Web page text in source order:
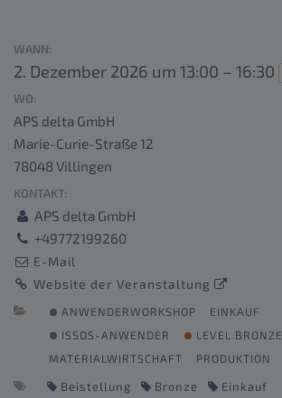
WANN:
2. Dezember 2026 um 13:00 – 16:30
WO:
APS delta GmbH
Marie-Curie-Straße 12
78048 Villingen
KONTAKT:
APS delta GmbH
+49772199260
E-Mail
Website der Veranstaltung
ANWENDERWORKSHOP
EINKAUF
ISSOS-ANWENDER
LEVEL BRONZE
MATERIALWIRTSCHAFT
PRODUKTION
Beistellung Bronze
Einkauf